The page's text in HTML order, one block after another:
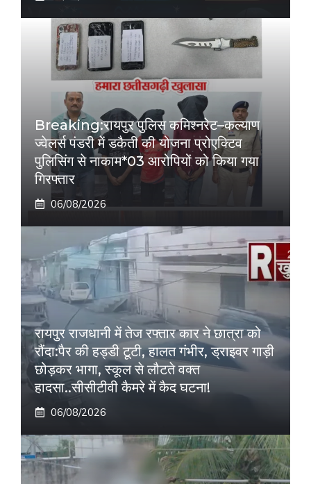
Breaking:रायपुर पुलिस कमिश्नरेट–कल्याण
ज्वेलर्स पंडरी में डकैती की योजना प्रोएक्टिव
पुलिसिंग से नाकाम*03 आरोपियों को किया गया
गिरफ्तार
06/08/2026
रायपुर राजधानी में तेज रफ्तार कार ने छात्रा को
रौंदा:पैर की हड्डी टूटी, हालत गंभीर, ड्राइवर गाड़ी
छोड़कर भागा, स्कूल से लौटते वक्त
हादसा..सीसीटीवी कैमरे में कैद घटना!
06/08/2026